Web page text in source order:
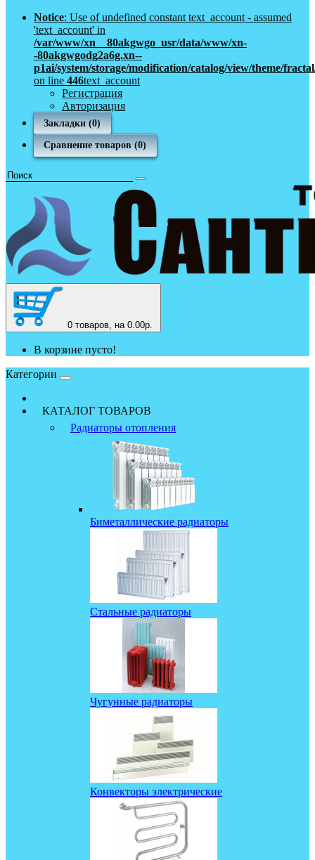
Notice: Use of undefined constant text_account - assumed
'text_account' in
/var/www/xn__80akgwgo_usr/data/www/xn-
-80akgwgodg2a6g.xn--
p1ai/system/storage/modification/catalog/view/theme/
on line 446text_account
Регистрация
Авторизация
Закладки (0)
Сравнение товаров (0)
0 товаров, на 0.00р.
В корзине пусто!
Категории
КАТАЛОГ ТОВАРОВ
Радиаторы отопления
Биметаллические радиаторы
Стальные радиаторы
Чугунные радиаторы
Конвекторы электрические